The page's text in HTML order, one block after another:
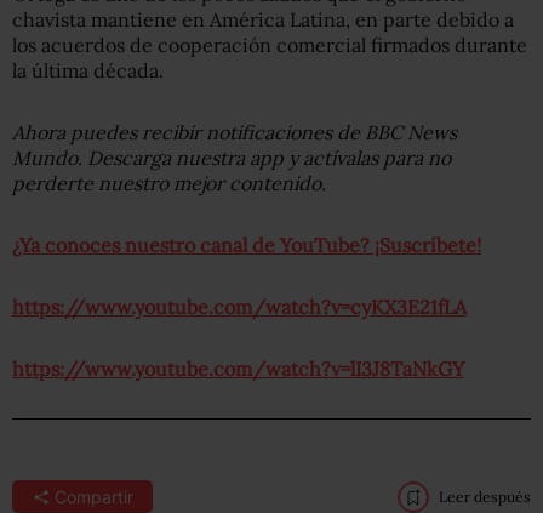
chavista mantiene en América Latina, en parte debido a
los acuerdos de cooperación comercial firmados durante
la última década.
Ahora puedes recibir notificaciones de BBC News
Mundo. Descarga nuestra app y actívalas para no
perderte nuestro mejor contenido.
¿Ya conoces nuestro canal de YouTube? ¡Suscríbete!
https://www.youtube.com/watch?v=cyKX3E21fLA
https://www.youtube.com/watch?v=lI3J8TaNkGY
Compartir Leer después